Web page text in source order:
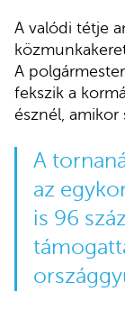
A valódi tétje
A
fekszik a
észnél, amikor
A
az
is 96